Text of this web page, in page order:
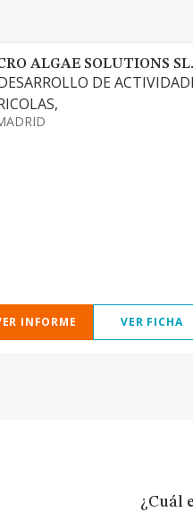
ALGAE SOLUTIONS SL.
DE
INFORME VER FICHA
¿Cuál